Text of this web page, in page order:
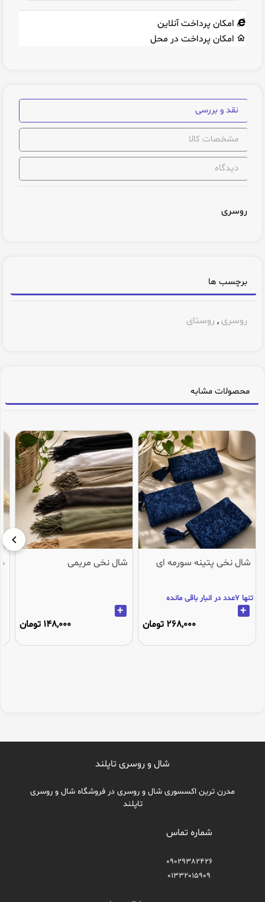
امکان پرداخت آنلاین
امکان پرداخت در محل
نقد و بررسی
مشخصات کالا
دیدگاه
روسری
برچسب ها
روسری , روستای
محصولات مشابه
شال نخی پتینه سورمه ای
تنها 7عدد در انبار باقی مانده
+
268,000 تومان
شال نخی مریمی
+
148,000 تومان
شال و روسری تاپلند
مدرن ترین اکسسوری شال و روسری در فروشگاه شال و روسری
تاپلند
شماره تماس
09029382426
01332015909